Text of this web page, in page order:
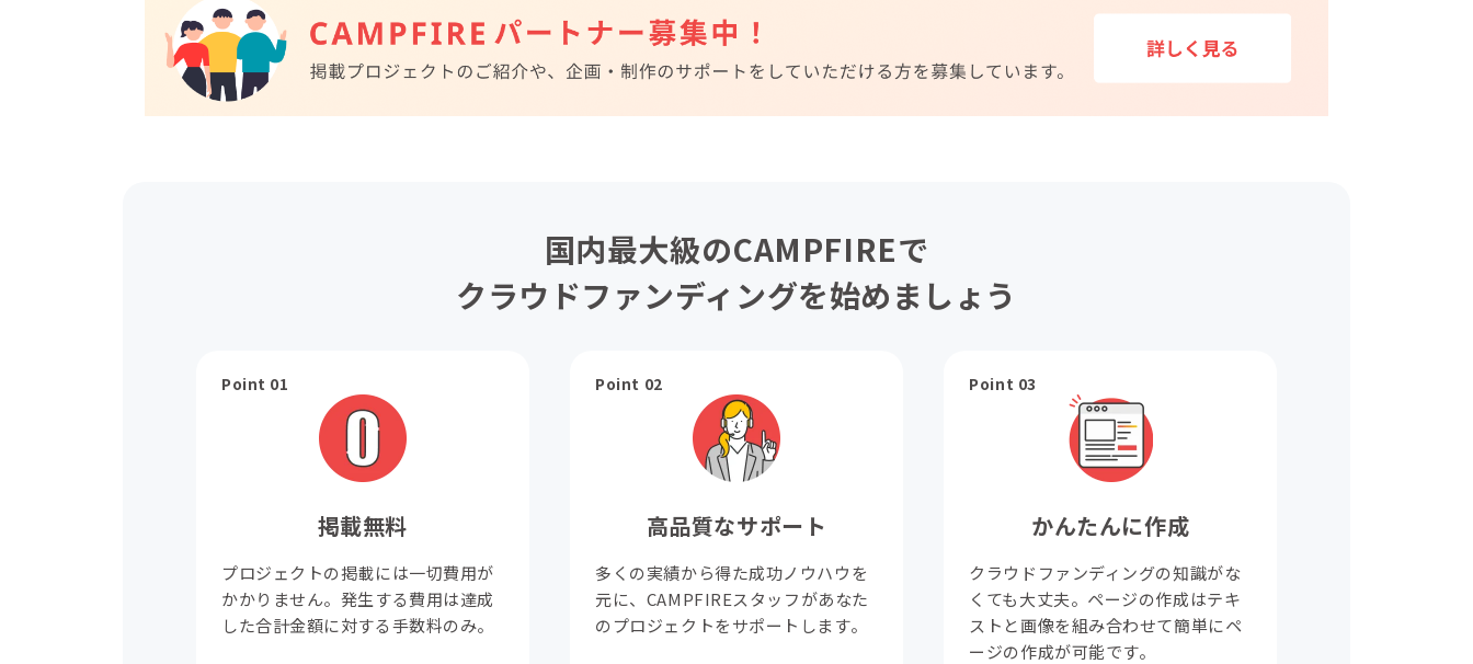
国内最大級のCAMPFIREで
クラウドファンディングを始めましょう
Point 01
掲載無料
プロジェクトの掲載には一切費用が
かかりません。発生する費用は達成
した合計金額に対する手数料のみ。
Point 02
高品質なサポート
多くの実績から得た成功ノウハウを
元に、CAMPFIREスタッフがあなた
のプロジェクトをサポートします。
Point 03
かんたんに作成
クラウドファンディングの知識がな
くても大丈夫。ページの作成はテキ
ストと画像を組み合わせて簡単にペ
ージの作成が可能です。